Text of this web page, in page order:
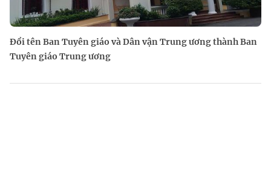
Đổi tên Ban Tuyên giáo và Dân vận Trung ương thành Ban
Tuyên giáo Trung ương